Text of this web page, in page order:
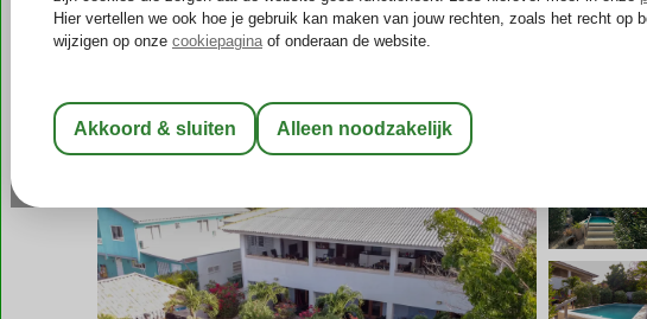
Altijd inclusief huurauto Kleinschalige & unieke accommodaties
Bubi Blou Appartementen
Logies-Appartement